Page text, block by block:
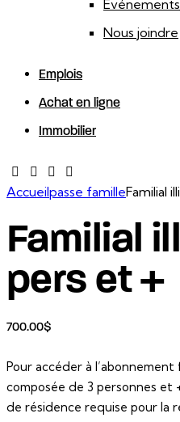
Événements
Nous joindre
Emplois
Achat en ligne
Immobilier
facebook-
1
twitter-
new
dribble-
new
instagram
Accueilpasse familleFamilial
Familial
pers et +
700.00$
Pour accéder à
composée de 3 personnes et
de résidence requise pour la